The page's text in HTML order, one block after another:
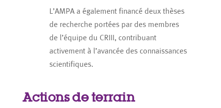
L’AMPA a également financé deux thèses
de recherche portées par des membres
de l’équipe du CRIII, contribuant
activement à l’avancée des connaissances
scientifiques.
Actions de terrain